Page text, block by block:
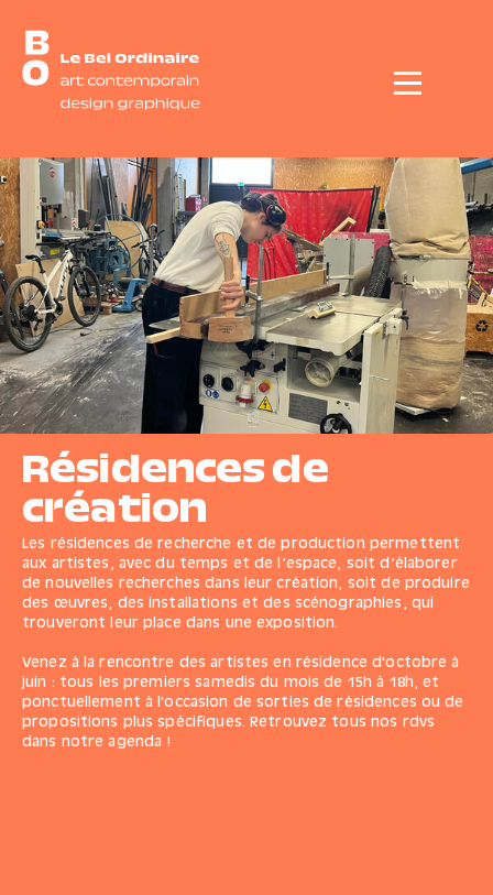
Menu
Résidences de
création
Les résidences de recherche et de production permettent
aux artistes, avec du temps et de l’espace, soit d’élaborer
de nouvelles recherches dans leur création, soit de produire
des œuvres, des installations et des scénographies, qui
trouveront leur place dans une exposition.
Venez à la rencontre des artistes en résidence d'octobre à
juin : tous les premiers samedis du mois de 15h à 18h, et
ponctuellement à l'occasion de sorties de résidences ou de
propositions plus spécifiques. Retrouvez tous nos rdvs
dans notre agenda !